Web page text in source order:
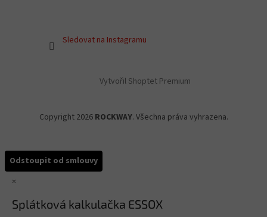
Sledovat na Instagramu
Vytvořil Shoptet Premium
Copyright 2026 ROCKWAY. Všechna práva vyhrazena.
Odstoupit od smlouvy
×
Splátková kalkulačka ESSOX